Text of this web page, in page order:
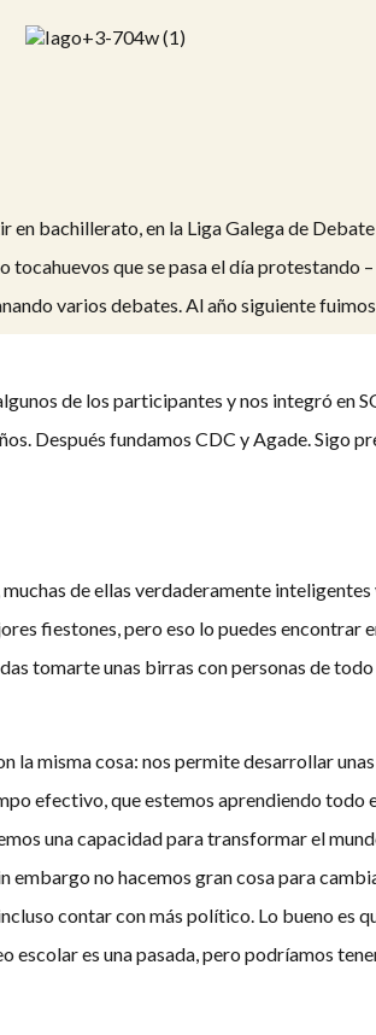
en bachillerato, en la Liga Galega de
que se pasa el día protestando
varios debates. Al año siguiente
de los participantes y nos integró en
Después fundamos CDC y Agade. Sigo
de ellas verdaderamente
fiestones, pero eso lo puedes encontrar
tomarte unas birras con personas de
la misma cosa: nos permite desarrollar
efectivo, que estemos aprendiendo todo
una capacidad para transformar el
no hacemos gran cosa para
contar con más político. Lo bueno es
escolar es una pasada, pero podríamos